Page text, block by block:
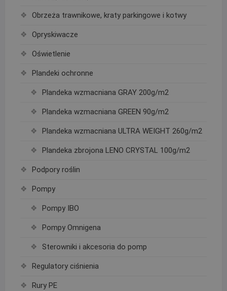
Obrzeża trawnikowe, kraty parkingowe i kotwy
Opryskiwacze
Oświetlenie
Plandeki ochronne
Plandeka wzmacniana GRAY 200g/m2
Plandeka wzmacniana GREEN 90g/m2
Plandeka wzmacniana ULTRA WEIGHT 260g/m2
Plandeka zbrojona LENO CRYSTAL 100g/m2
Podpory roślin
Pompy
Pompy IBO
Pompy Omnigena
Sterowniki i akcesoria do pomp
Regulatory ciśnienia
Rury PE